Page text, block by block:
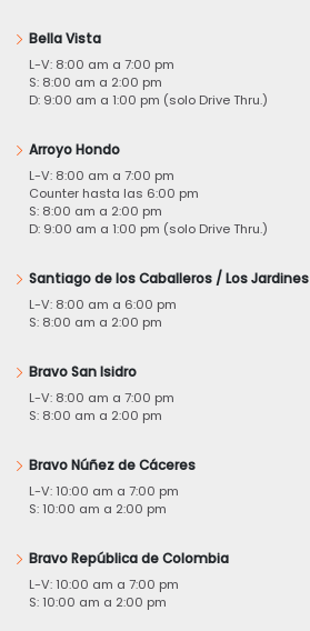
Bella Vista
L-V: 8:00 am a 7:00 pm
S: 8:00 am a 2:00 pm
D: 9:00 am a 1:00 pm (solo Drive Thru.)
Arroyo Hondo
L-V: 8:00 am a 7:00 pm
Counter hasta las 6:00 pm
S: 8:00 am a 2:00 pm
D: 9:00 am a 1:00 pm (solo Drive Thru.)
Santiago de los Caballeros / Los Jardines
L-V: 8:00 am a 6:00 pm
S: 8:00 am a 2:00 pm
Bravo San Isidro
L-V: 8:00 am a 7:00 pm
S: 8:00 am a 2:00 pm
Bravo Núñez de Cáceres
L-V: 10:00 am a 7:00 pm
S: 10:00 am a 2:00 pm
Bravo República de Colombia
L-V: 10:00 am a 7:00 pm
S: 10:00 am a 2:00 pm